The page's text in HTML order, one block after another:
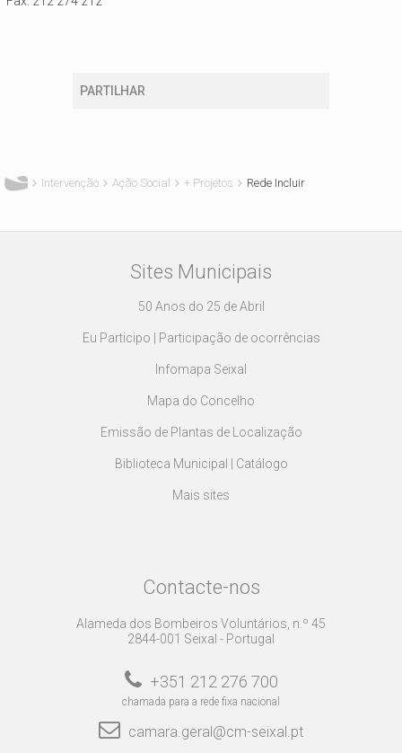
PARTILHAR
Intervenção Ação Social + Projetos Rede Incluir
Sites Municipais
50 Anos do 25 de Abril
Eu Participo | Participação de ocorrências
Infomapa Seixal
Mapa do Concelho
Emissão de Plantas de Localização
Biblioteca Municipal | Catálogo
Mais sites
Contacte-nos
Alameda dos Bombeiros Voluntários, n.º 45
2844-001 Seixal - Portugal
+351 212 276 700
chamada para a rede fixa nacional
camara.geral@cm-seixal.pt